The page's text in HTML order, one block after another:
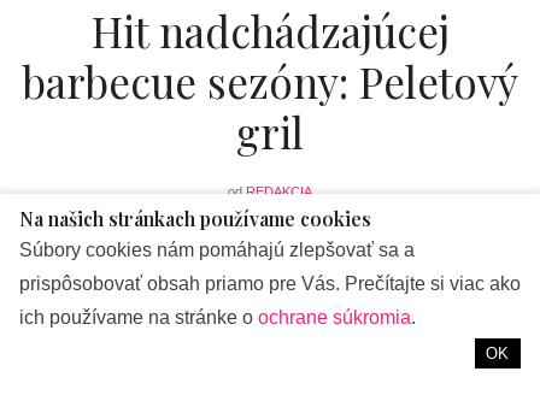
Hit nadchádzajúcej
barbecue sezóny: Peletový
gril
od REDAKCIA
Letnú dovolenku ešte nemusíte riešiť, ale prvú jarnú
grilovačku by ste veru už mali. Spontánne rodinné
kulinárske kratochvíle na terase či vopred starostlivo
naplánované záhradné večierky sa nikdy nezunujú. Navyše,
Na našich stránkach používame cookies
Súbory cookies nám pomáhajú zlepšovať sa a
prispôsobovať obsah priamo pre Vás. Prečítajte si viac ako
ich používame na stránke o ochrane súkromia.
OK